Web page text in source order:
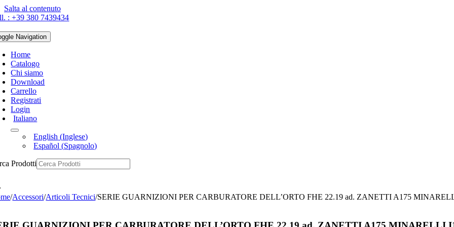
Salta al contenuto
: +39 380 7439434
Navigation
Home
Catalogo
Chi siamo
Download
Carrello
Registrati
Login
Italiano
English (Inglese)
Español (Spagnolo)
Prodotti
/Accessori/Articoli Tecnici/SERIE GUARNIZIONI PER CARBURATORE DELL’ORTO FHE 22.19 ad. ZANETTI A175